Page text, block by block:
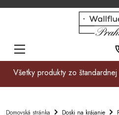
Všetky produkty zo
Domovská stránka Doski na krájanie